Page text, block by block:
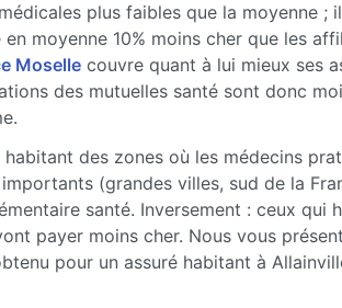
plus faibles que la moyenne ;
moyenne 10% moins cher que les
Mosellecouvre quant à lui mieux ses
des mutuelles santé sont donc
habitant des zones où les médecins
(grandes villes, sud de la
santé. Inversement : ceux qui
payer moins cher. Nous vous
pour un assuré habitant à